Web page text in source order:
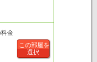
金
この部屋を
選択